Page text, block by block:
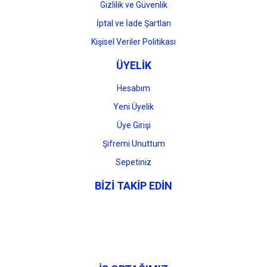
Gizlilik ve Güvenlik
İptal ve İade Şartları
Kişisel Veriler Politikası
ÜYELİK
Hesabım
Yeni Üyelik
Üye Girişi
Şifremi Unuttum
Sepetiniz
BİZİ TAKİP EDİN